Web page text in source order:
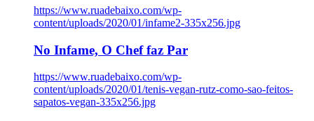
https://www.ruadebaixo.com/wp-
content/uploads/2020/01/infame2-335x256.jpg
No Infame, O Chef faz Par
https://www.ruadebaixo.com/wp-
content/uploads/2020/01/tenis-vegan-rutz-como-sao-feitos-
sapatos-vegan-335x256.jpg